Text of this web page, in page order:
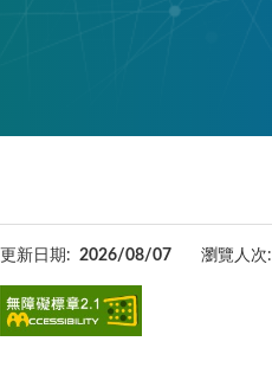
更新日期: 2026/08/07 瀏覽人次: